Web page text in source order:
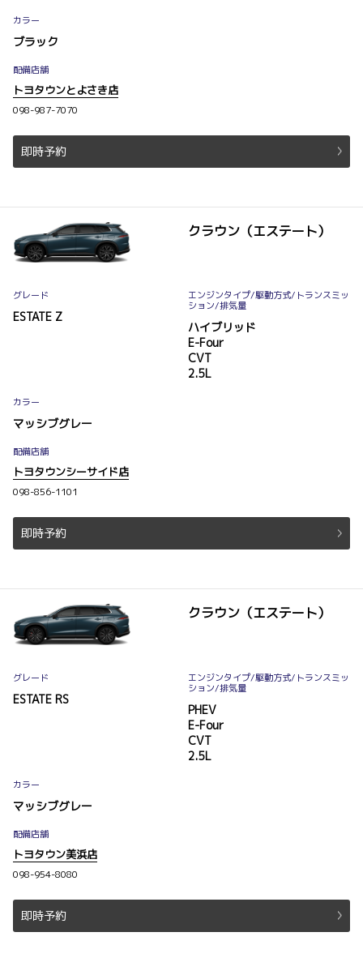
カラー
ブラック
配備店舗
トヨタウンとよさき店
098-987-7070
即時予約
クラウン（エステート）
グレード
ESTATE Z
エンジンタイプ/駆動方式/ トランスミッ
ション/排気量
ハイブリッド
E-Four
CVT
2.5L
カラー
マッシブグレー
配備店舗
トヨタウンシーサイド店
098-856-1101
即時予約
クラウン（エステート）
グレード
ESTATE RS
エンジンタイプ/駆動方式/ トランスミッ
ション/排気量
PHEV
E-Four
CVT
2.5L
カラー
マッシブグレー
配備店舗
トヨタウン美浜店
098-954-8080
即時予約